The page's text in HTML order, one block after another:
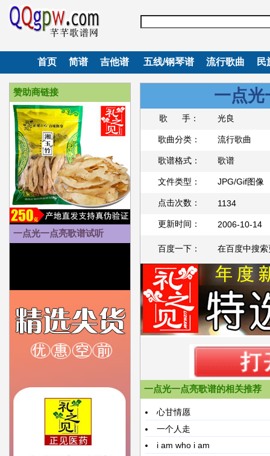
首页 简谱 吉他谱 五线/钢琴谱 流行歌曲 民
赞助商链接
一点光一点亮歌谱试听
一点光
歌 手： 光良
歌曲分类： 流行歌曲
歌谱格式： 歌谱
文件类型： JPG/Gif图像
点击次数： 1134
更新时间： 2006-10-14
百度一下： 在百度中搜
一点光一点亮歌谱的相关推荐
心甘情愿
一个人走
i am who i am